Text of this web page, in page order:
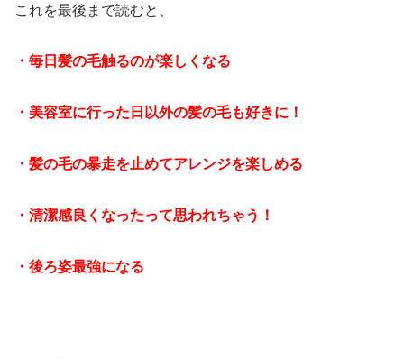
これを最後まで読むと、
・毎日髪の毛触るのが楽しくなる
・美容室に行った日以外の髪の毛も好きに！
・髪の毛の暴走を止めてアレンジを楽しめる
・清潔感良くなったって思われちゃう！
・後ろ姿最強になる